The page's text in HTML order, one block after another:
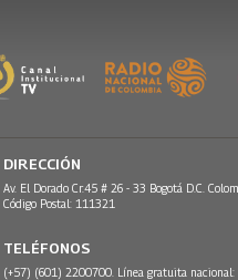
DIRECCIÓN
Av. El Dorado Cr.45 # 26 - 33 Bogotá D.C.
Código Postal: 111321
TELÉFONOS
(+57) (601) 2200700. Línea gratuita nacional: